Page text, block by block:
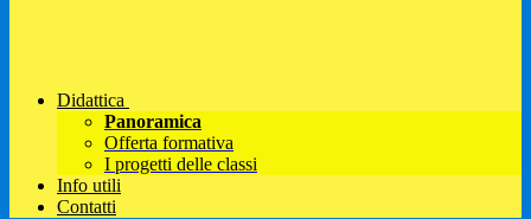
Didattica
Panoramica
Offerta formativa
I progetti delle classi
Info utili
Contatti